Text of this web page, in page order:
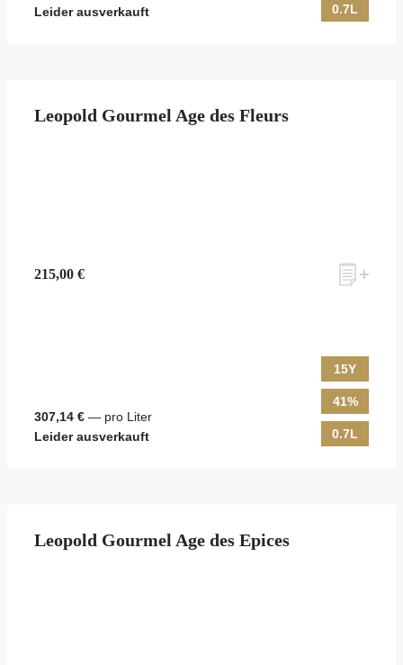
Leider ausverkauft
0.7L
Leopold Gourmel Age des Fleurs
215,00 €
307,14 € — pro Liter
Leider ausverkauft
15Y
41%
0.7L
Leopold Gourmel Age des Epices